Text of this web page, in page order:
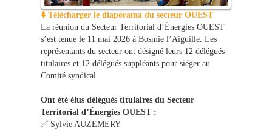
⬇️ Télécharger le diaporama du secteur OUEST
La réunion du Secteur Territorial d’Énergies OUEST
s’est tenue le 11 mai 2026 à Bosmie l’Aiguille. Les
représentants du secteur ont désigné leurs 12 délégués
titulaires et 12 délégués suppléants pour siéger au
Comité syndical.
Ont été élus délégués titulaires du Secteur
Territorial d’Énergies OUEST :
✅ Sylvie AUZEMERY